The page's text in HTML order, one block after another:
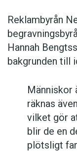
Reklambyrån
Hannah
bakgrunden till
Människor
räknas
vilket gör
blir de en
plötsligt